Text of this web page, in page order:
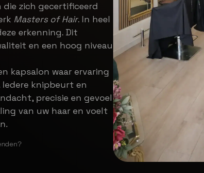
die zich gecertificeerd
Masters of Hair. In heel
erkenning. Dit
en een hoog niveau
kapsalon waar ervaring
knipbeurt en
precisie en gevoel
van uw haar en voelt